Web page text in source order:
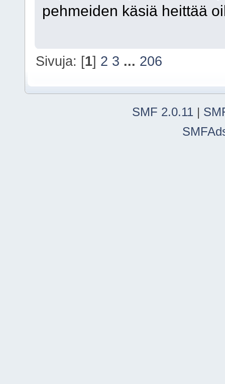
pehmeiden käsiä heittää
Sivuja: [1] 2 3 ... 206
SMF 2.0.11 |